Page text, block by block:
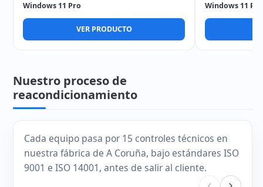
Windows 11 Pro
VER PRODUCTO
Windows 11 Pro
Nuestro proceso de
reacondicionamiento
Cada equipo pasa por 15 controles técnicos en
nuestra fábrica de A Coruña, bajo estándares ISO
9001 e ISO 14001, antes de salir al cliente.